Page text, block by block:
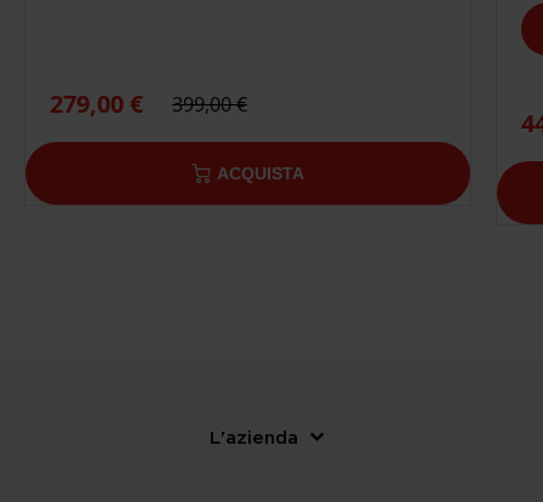
279,00 € 399,00 €
ACQUISTA
L'azienda